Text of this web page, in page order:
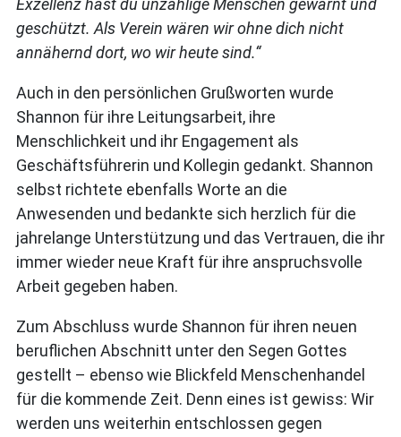
Exzellenz hast du unzählige Menschen gewarnt und
geschützt. Als Verein wären wir ohne dich nicht
annähernd dort, wo wir heute sind.“
Auch in den persönlichen Grußworten wurde
Shannon für ihre Leitungsarbeit, ihre
Menschlichkeit und ihr Engagement als
Geschäftsführerin und Kollegin gedankt. Shannon
selbst richtete ebenfalls Worte an die
Anwesenden und bedankte sich herzlich für die
jahrelange Unterstützung und das Vertrauen, die ihr
immer wieder neue Kraft für ihre anspruchsvolle
Arbeit gegeben haben.
Zum Abschluss wurde Shannon für ihren neuen
beruflichen Abschnitt unter den Segen Gottes
gestellt – ebenso wie Blickfeld Menschenhandel
für die kommende Zeit. Denn eines ist gewiss: Wir
werden uns weiterhin entschlossen gegen